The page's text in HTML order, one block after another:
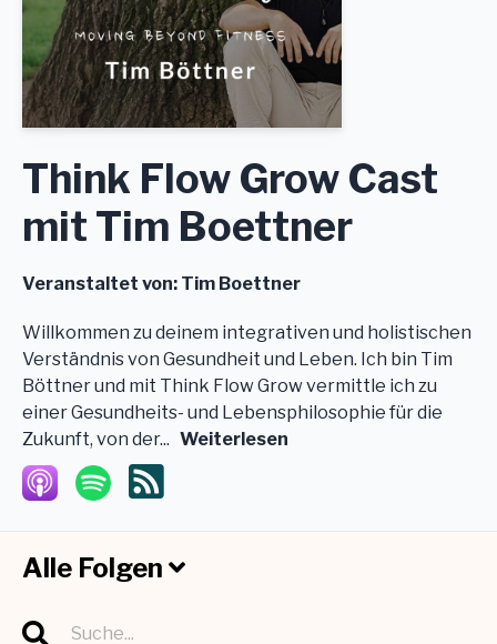
Think Flow Grow Cast
mit Tim Boettner
Veranstaltet von: Tim Boettner
Willkommen zu deinem integrativen und holistischen
Verständnis von Gesundheit und Leben. Ich bin Tim
Böttner und mit Think Flow Grow vermittle ich zu
einer Gesundheits- und Lebensphilosophie für die
Zukunft, von der... Weiterlesen
Alle Folgen